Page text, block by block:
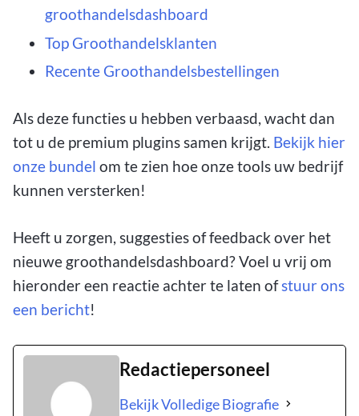
groothandelsdashboard
Top Groothandelsklanten
Recente Groothandelsbestellingen
Als deze functies u hebben verbaasd, wacht dan
tot u de premium plugins samen krijgt. Bekijk hier
onze bundel om te zien hoe onze tools uw bedrijf
kunnen versterken!
Heeft u zorgen, suggesties of feedback over het
nieuwe groothandelsdashboard? Voel u vrij om
hieronder een reactie achter te laten ofstuur ons
een bericht!
Redactiepersoneel
Bekijk Volledige Biografie